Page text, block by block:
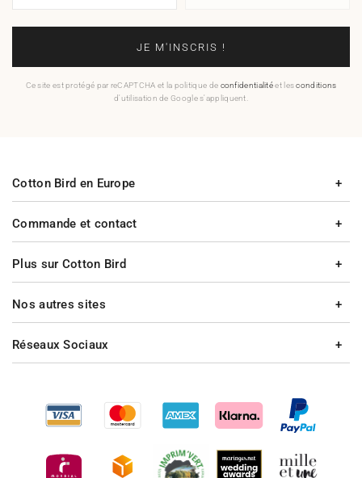
JE M'INSCRIS !
Ce site est protégé par reCAPTCHA et la politique de confidentialitéet lesconditions
d'utilisation de Google s'appliquent.
Commande et contact
Plus sur Cotton Bird
Cotton Bird en Europe
Nos autres sites
Réseaux Sociaux